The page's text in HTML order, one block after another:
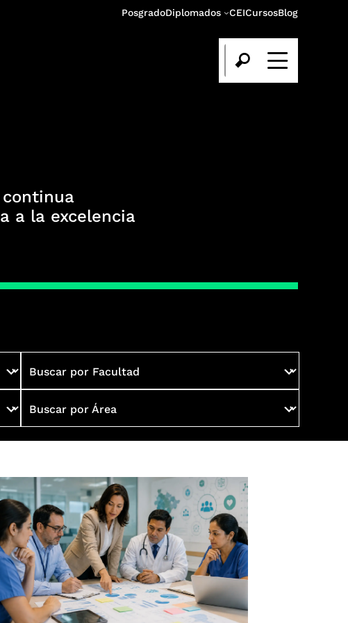
PosgradoDiplomados CEICursosBlog
continua
a la excelencia
Buscar por Facultad
Buscar por Área